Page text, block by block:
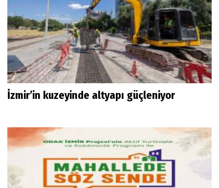
İzmir’in kuzeyinde altyapı güçleniyor